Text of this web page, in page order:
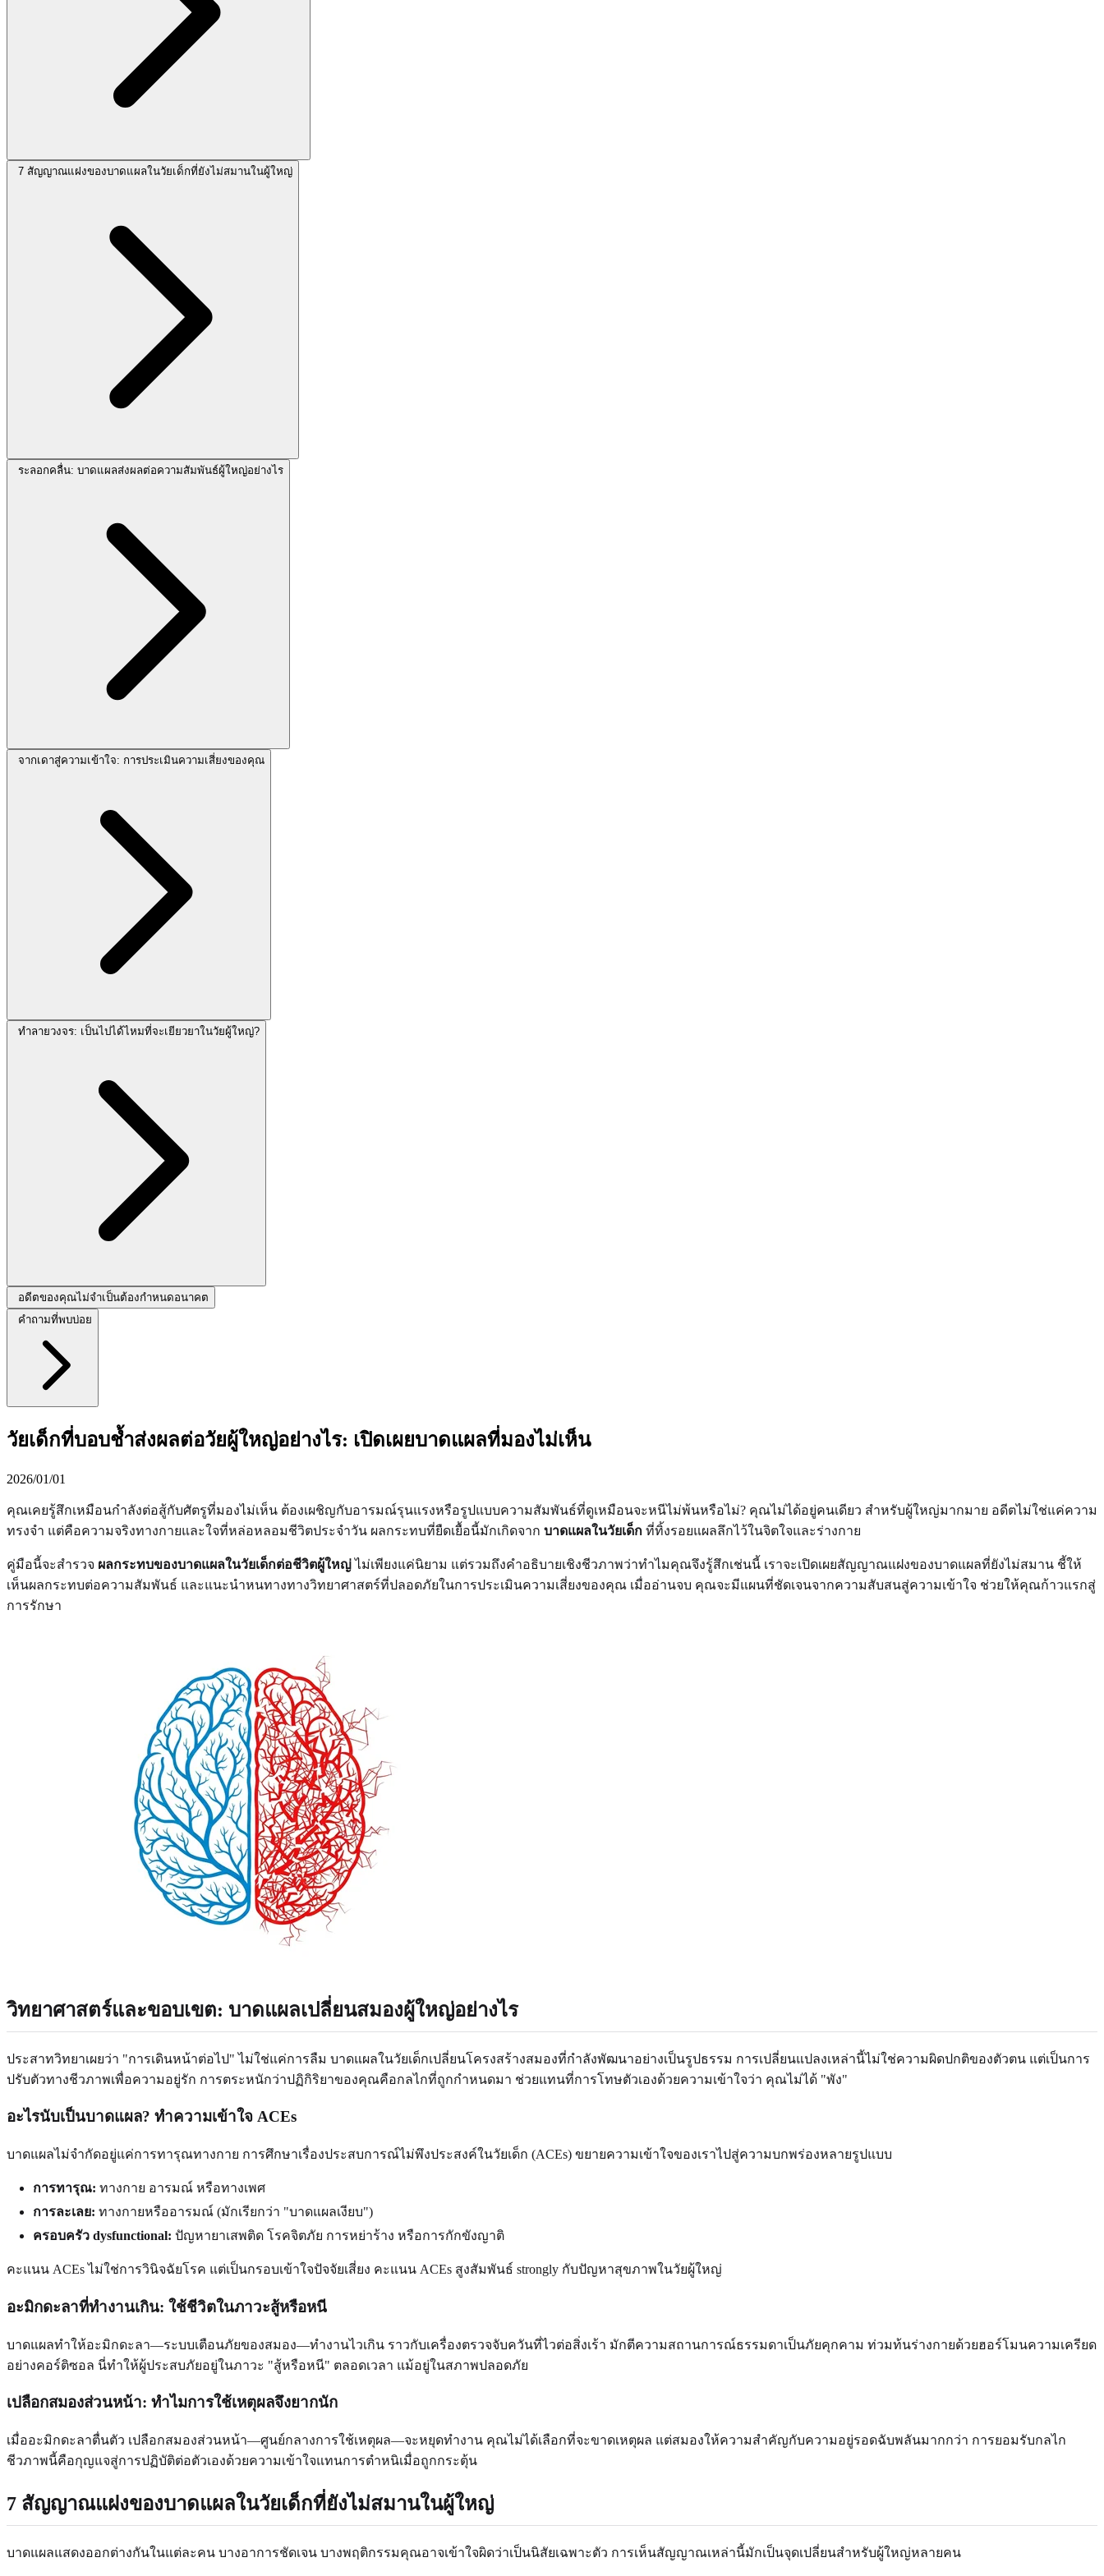
7 สัญญาณแฝงของบาดแผลในวัยเด็กที่ยังไม่สมานในผู้ใหญ่
ระลอกคลื่น: บาดแผลส่งผลต่อความสัมพันธ์ผู้ใหญ่อย่างไร
จากเดาสู่ความเข้าใจ: การประเมินความเสี่ยงของคุณ
ทำลายวงจร: เป็นไปได้ไหมที่จะเยียวยาในวัยผู้ใหญ่?
อดีตของคุณไม่จำเป็นต้องกำหนดอนาคต
คำถามที่พบบ่อย
วัยเด็กที่บอบช้ำส่งผลต่อวัยผู้ใหญ่อย่างไร: เปิดเผยบาดแผลที่มองไม่เห็น
2026/01/01
คุณเคยรู้สึกเหมือนกำลังต่อสู้กับศัตรูที่มองไม่เห็น ต้องเผชิญกับอารมณ์รุนแรงหรือรูปแบบความสัมพันธ์ที่ดูเหมือนจะหนีไม่พ้นหรือไม่? คุณไม่ได้อยู่คนเดียว สำหรับผู้ใหญ่มากมาย อดีตไม่ใช่แค่ความ
ทรงจำ แต่คือความจริงทางกายและใจที่หล่อหลอมชีวิตประจำวัน ผลกระทบที่ยืดเยื้อนี้มักเกิดจาก บาดแผลในวัยเด็ก ที่ทิ้งรอยแผลลึกไว้ในจิตใจและร่างกาย
คู่มือนี้จะสำรวจ ผลกระทบของบาดแผลในวัยเด็กต่อชีวิตผู้ใหญ่ไม่เพียงแค่นิยาม แต่รวมถึงคำอธิบายเชิงชีวภาพว่าทำไมคุณจึงรู้สึกเช่นนี้ เราจะเปิดเผยสัญญาณแฝงของบาดแผลที่ยังไม่สมาน ชี้ให้
เห็นผลกระทบต่อความสัมพันธ์ และแนะนำหนทางทางวิทยาศาสตร์ที่ปลอดภัยในการประเมินความเสี่ยงของคุณ เมื่ออ่านจบ คุณจะมีแผนที่ชัดเจนจากความสับสนสู่ความเข้าใจ ช่วยให้คุณก้าวแรกสู่
การรักษา
วิทยาศาสตร์และขอบเขต: บาดแผลเปลี่ยนสมองผู้ใหญ่อย่างไร
ประสาทวิทยาเผยว่า "การเดินหน้าต่อไป" ไม่ใช่แค่การลืม บาดแผลในวัยเด็กเปลี่ยนโครงสร้างสมองที่กำลังพัฒนาอย่างเป็นรูปธรรม การเปลี่ยนแปลงเหล่านี้ไม่ใช่ความผิดปกติของตัวตน แต่เป็นการ
ปรับตัวทางชีวภาพเพื่อความอยู่รัก การตระหนักว่าปฏิกิริยาของคุณคือกลไกที่ถูกกำหนดมา ช่วยแทนที่การโทษตัวเองด้วยความเข้าใจว่า คุณไม่ได้ "พัง"
อะไรนับเป็นบาดแผล? ทำความเข้าใจ ACEs
บาดแผลไม่จำกัดอยู่แค่การทารุณทางกาย การศึกษาเรื่องประสบการณ์ไม่พึงประสงค์ในวัยเด็ก (ACEs) ขยายความเข้าใจของเราไปสู่ความบกพร่องหลายรูปแบบ
การทารุณ: ทางกาย อารมณ์ หรือทางเพศ
การละเลย: ทางกายหรืออารมณ์ (มักเรียกว่า "บาดแผลเงียบ")
ครอบครัว dysfunctional: ปัญหายาเสพติด โรคจิตภัย การหย่าร้าง หรือการกักขังญาติ
คะแนน ACEs ไม่ใช่การวินิจฉัยโรค แต่เป็นกรอบเข้าใจปัจจัยเสี่ยง คะแนน ACEs สูงสัมพันธ์ strongly กับปัญหาสุขภาพในวัยผู้ใหญ่
อะมิกดะลาที่ทำงานเกิน: ใช้ชีวิตในภาวะสู้หรือหนี
บาดแผลทำให้อะมิกดะลา—ระบบเตือนภัยของสมอง—ทำงานไวเกิน ราวกับเครื่องตรวจจับควันที่ไวต่อสิ่งเร้า มักตีความสถานการณ์ธรรมดาเป็นภัยคุกคาม ท่วมท้นร่างกายด้วยฮอร์โมนความเครียด
อย่างคอร์ติซอล นี่ทำให้ผู้ประสบภัยอยู่ในภาวะ "สู้หรือหนี" ตลอดเวลา แม้อยู่ในสภาพปลอดภัย
เปลือกสมองส่วนหน้า: ทำไมการใช้เหตุผลจึงยากนัก
เมื่ออะมิกดะลาตื่นตัว เปลือกสมองส่วนหน้า—ศูนย์กลางการใช้เหตุผล—จะหยุดทำงาน คุณไม่ได้เลือกที่จะขาดเหตุผล แต่สมองให้ความสำคัญกับความอยู่รอดฉับพลันมากกว่า การยอมรับกลไก
ชีวภาพนี้คือกุญแจสู่การปฏิบัติต่อตัวเองด้วยความเข้าใจแทนการตำหนิเมื่อถูกกระตุ้น
7 สัญญาณแฝงของบาดแผลในวัยเด็กที่ยังไม่สมานในผู้ใหญ่
บาดแผลแสดงออกต่างกันในแต่ละคน บางอาการชัดเจน บางพฤติกรรมคุณอาจเข้าใจผิดว่าเป็นนิสัยเฉพาะตัว การเห็นสัญญาณเหล่านี้มักเป็นจุดเปลี่ยนสำหรับผู้ใหญ่หลายคน